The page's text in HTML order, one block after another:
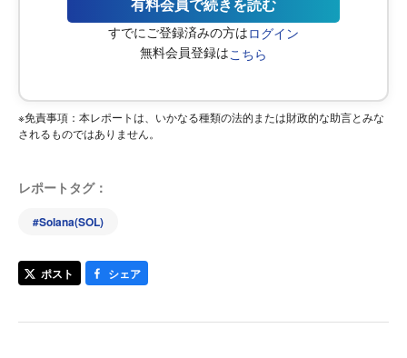
すでにご登録済みの方はログイン
無料会員登録はこちら
※免責事項：本レポートは、いかなる種類の法的または財政的な助言とみな
されるものではありません。
レポートタグ：
#Solana(SOL)
ポスト シェア